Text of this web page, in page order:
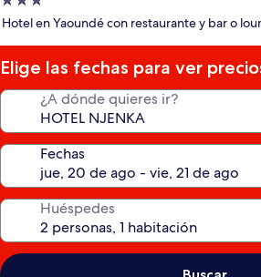
de
estrellas
Hotel en Yaoundé con restaurante y bar o
Elige las fechas para ver
¿A dónde quieres ir?
Fechas
Huéspedes